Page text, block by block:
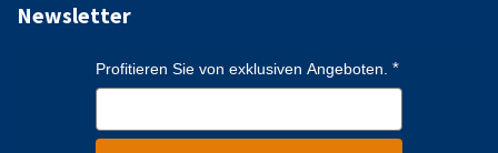
Newsletter
Profitieren Sie von exklusiven Angeboten.